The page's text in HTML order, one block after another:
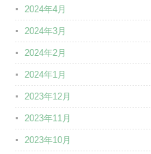
2024年4月
2024年3月
2024年2月
2024年1月
2023年12月
2023年11月
2023年10月